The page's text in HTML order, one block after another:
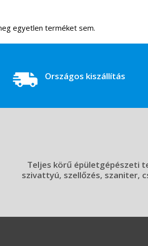
egyetlen terméket sem.
Országos kiszállítás
Teljes körű épületgépészeti
szivattyú, szellőzés, szaniter,